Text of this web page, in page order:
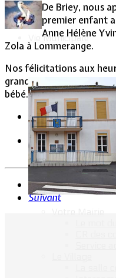
Vie Municipale
De Briey, nous
premier enfant
Anne Hélène
Zola à Lommerange.
Nos félicitations aux
grand'mère d'Alicia.
bébé.
Précédent
Suivant